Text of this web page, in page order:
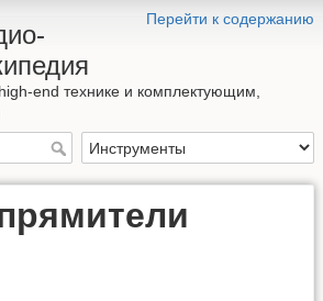
Перейти к содержанию
end технике и комплектующим,